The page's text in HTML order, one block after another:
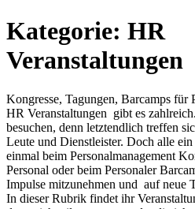
Kategorie: HR
Veranstaltungen
Kongresse, Tagungen, Barcamps für
HR Veranstaltungen gibt es
besuchen, denn letztendlich treffen
Leute und Dienstleister. Doch alle
einmal beim Personalmanagement
Personal oder beim Personaler
Impulse mitzunehmen und auf neue
In dieser Rubrik findet ihr